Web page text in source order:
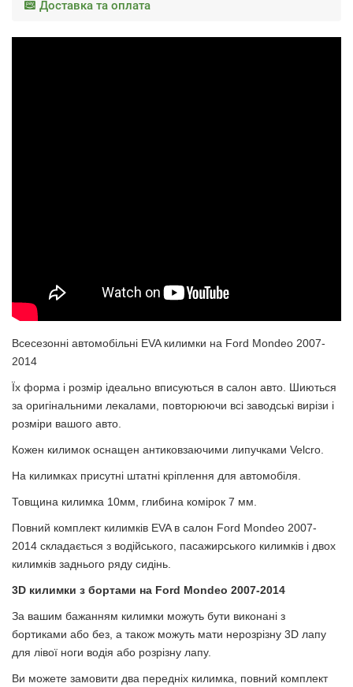
Доставка та оплата
Всесезонні автомобільні EVA килимки на Ford Mondeo 2007-
2014
Їх форма і розмір ідеально вписуються в салон авто. Шиються
за оригінальними лекалами, повторюючи всі заводські вирізи і
розміри вашого авто.
Кожен килимок оснащен антиковзаючими липучками Velcro.
На килимках присутні штатні кріплення для автомобіля.
Товщина килимка 10мм, глибина комірок 7 мм.
Повний комплект килимків EVA в салон Ford Mondeo 2007-
2014 складається з водійського, пасажирського килимків і двох
килимків заднього ряду сидінь.
3D килимки з бортами на Ford Mondeo 2007-2014
За вашим бажанням килимки можуть бути виконані з
бортиками або без, а також можуть мати нерозрізну 3D лапу
для лівої ноги водія або розрізну лапу.
Ви можете замовити два передніх килимка, повний комплект